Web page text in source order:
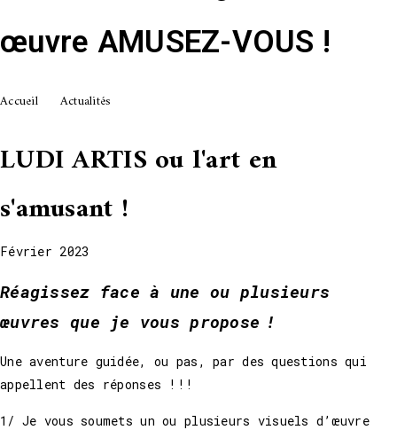
œuvre AMUSEZ-VOUS !
Accueil» Actualités
LUDI ARTIS ou l'art en
s'amusant !
Février 2023
Réagissez face à une ou plusieurs
œuvres que je vous propose !
Une aventure guidée, ou pas, par des questions qui
appellent des réponses !!!
1/ Je vous soumets un ou plusieurs visuels d’œuvre